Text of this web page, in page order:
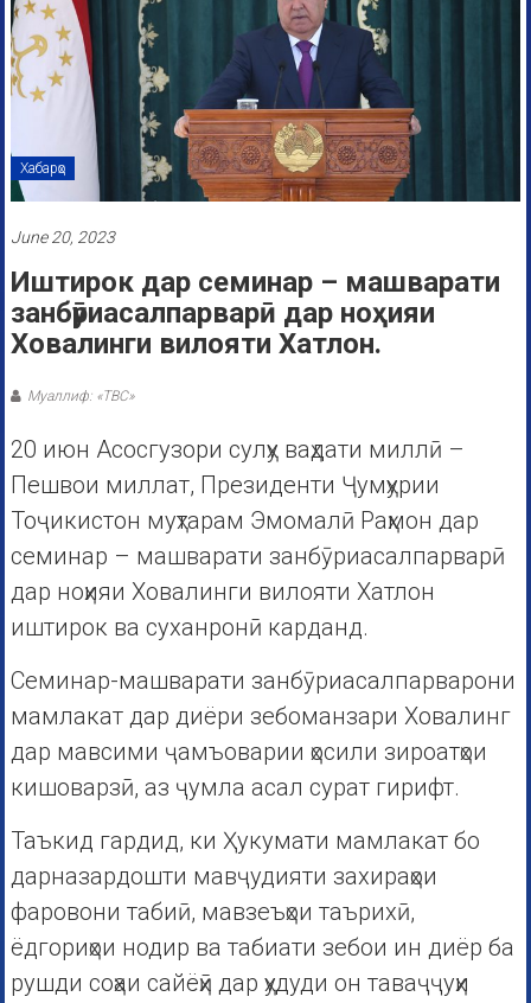
Хабарҳо
June 20, 2023
Иштирок дар семинар – машварати
занбӯриасалпарварӣ дар ноҳияи
Ховалинги вилояти Хатлон.
Муаллиф: «ТВС»
20 июн Асосгузори сулҳу ваҳдати миллӣ –
Пешвои миллат, Президенти Ҷумҳурии
Тоҷикистон муҳтарам Эмомалӣ Раҳмон дар
семинар – машварати занбӯриасалпарварӣ
дар ноҳияи Ховалинги вилояти Хатлон
иштирок ва суханронӣ карданд.
Семинар-машварати занбӯриасалпарварони
мамлакат дар диёри зебоманзари Ховалинг
дар мавсими ҷамъоварии ҳосили зироатҳои
кишоварзӣ, аз ҷумла асал сурат гирифт.
Таъкид гардид, ки Ҳукумати мамлакат бо
дарназардошти мавҷудияти захираҳои
фаровони табиӣ, мавзеъҳои таърихӣ,
ёдгориҳои нодир ва табиати зебои ин диёр ба
рушди соҳаи сайёҳӣ дар ҳудуди он таваҷҷуҳи